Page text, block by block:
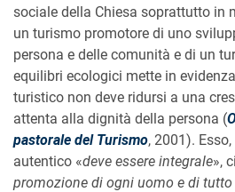
sociale della Chiesa soprattutto in
un turismo promotore di uno
persona e delle comunità e di un
equilibri ecologici mette in
turistico non deve ridursi a una
attenta alla dignità della persona (
pastorale del Turismo, 2001).
autentico «deve essere integrale»,
promozione di ogni uomo e di tutto